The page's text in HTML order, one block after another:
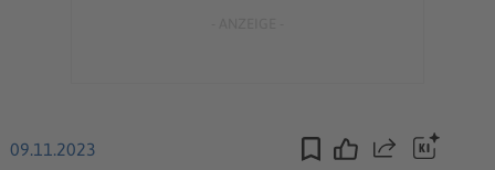
09.11.2023 Teilen